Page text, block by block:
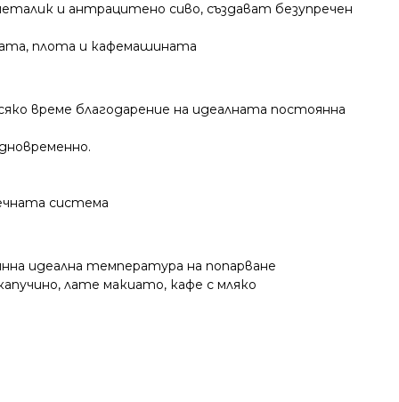
и антрацитено сиво, създават безупречен
плота и кафемашината
време благодарение на идеалната постоянна
система
идеална температура на попарване
лате макиато, кафе с мляко